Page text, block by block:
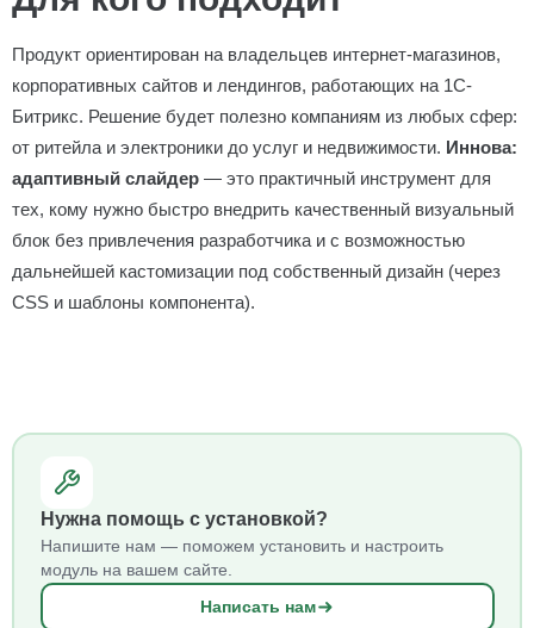
Продукт ориентирован на владельцев интернет-магазинов,
корпоративных сайтов и лендингов, работающих на 1С-
Битрикс. Решение будет полезно компаниям из любых сфер:
от ритейла и электроники до услуг и недвижимости. Иннова:
адаптивный слайдер — это практичный инструмент для
тех, кому нужно быстро внедрить качественный визуальный
блок без привлечения разработчика и с возможностью
дальнейшей кастомизации под собственный дизайн (через
CSS и шаблоны компонента).
Нужна помощь с установкой?
Напишите нам — поможем установить и настроить
модуль на вашем сайте.
Написать нам